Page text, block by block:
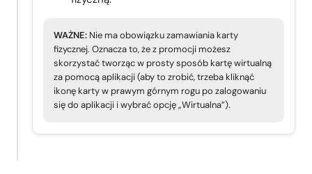
WAŻNE: Nie ma obowiązku zamawiania karty
fizycznej. Oznacza to, że z promocji możesz
skorzystać tworząc w prosty sposób kartę wirtualną
za pomocą aplikacji (aby to zrobić, trzeba kliknąć
ikonę karty w prawym górnym rogu po zalogowaniu
się do aplikacji i wybrać opcję „Wirtualna”).